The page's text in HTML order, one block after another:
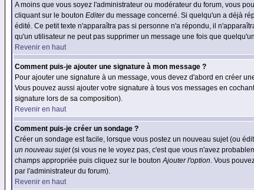
A moins que vous soyez l'administrateur ou modérateur du forum, vous
cliquant sur le bouton Editerdu message concerné. Si quelqu'un a déjà
édité. Ce petit texte n'apparaîtra pas si personne n'a répondu, il
qu'un utilisateur ne peut pas supprimer un message une fois que
Revenir en haut
Comment puis-je ajouter une signature à mon message ?
Pour ajouter une signature à un message, vous devez d'abord en créer
Vous pouvez aussi ajouter votre signature à tous vos messages en
signature lors de sa composition).
Revenir en haut
Comment puis-je créer un sondage ?
Créer un sondage est facile, lorsque vous postez un nouveau sujet (ou
un nouveau sujet(si vous ne le voyez pas, c'est que vous n'avez
champs appropriée puis cliquez sur le boutonAjouter l'option. Vous
par l'administrateur du forum).
Revenir en haut